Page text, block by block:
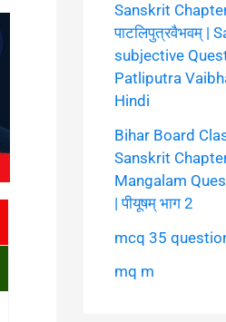
Sanskrit
पाटलिपुत्रवैभवम् |
subjective
Patliputra
Hindi
Bihar Board
Sanskrit
Mangalam
| पीयूषम् भाग 2
mcq 35
mq m